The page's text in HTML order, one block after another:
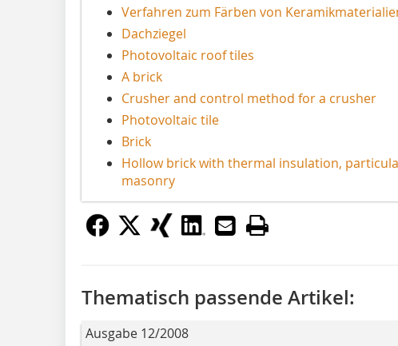
Verfahren zum Färben von
Dachziegel
Photovoltaic roof tiles
A brick
Crusher and control method for a crusher
Photovoltaic tile
Brick
Hollow brick with thermal insulation,
masonry
Thematisch passende Artikel:
Ausgabe 12/2008